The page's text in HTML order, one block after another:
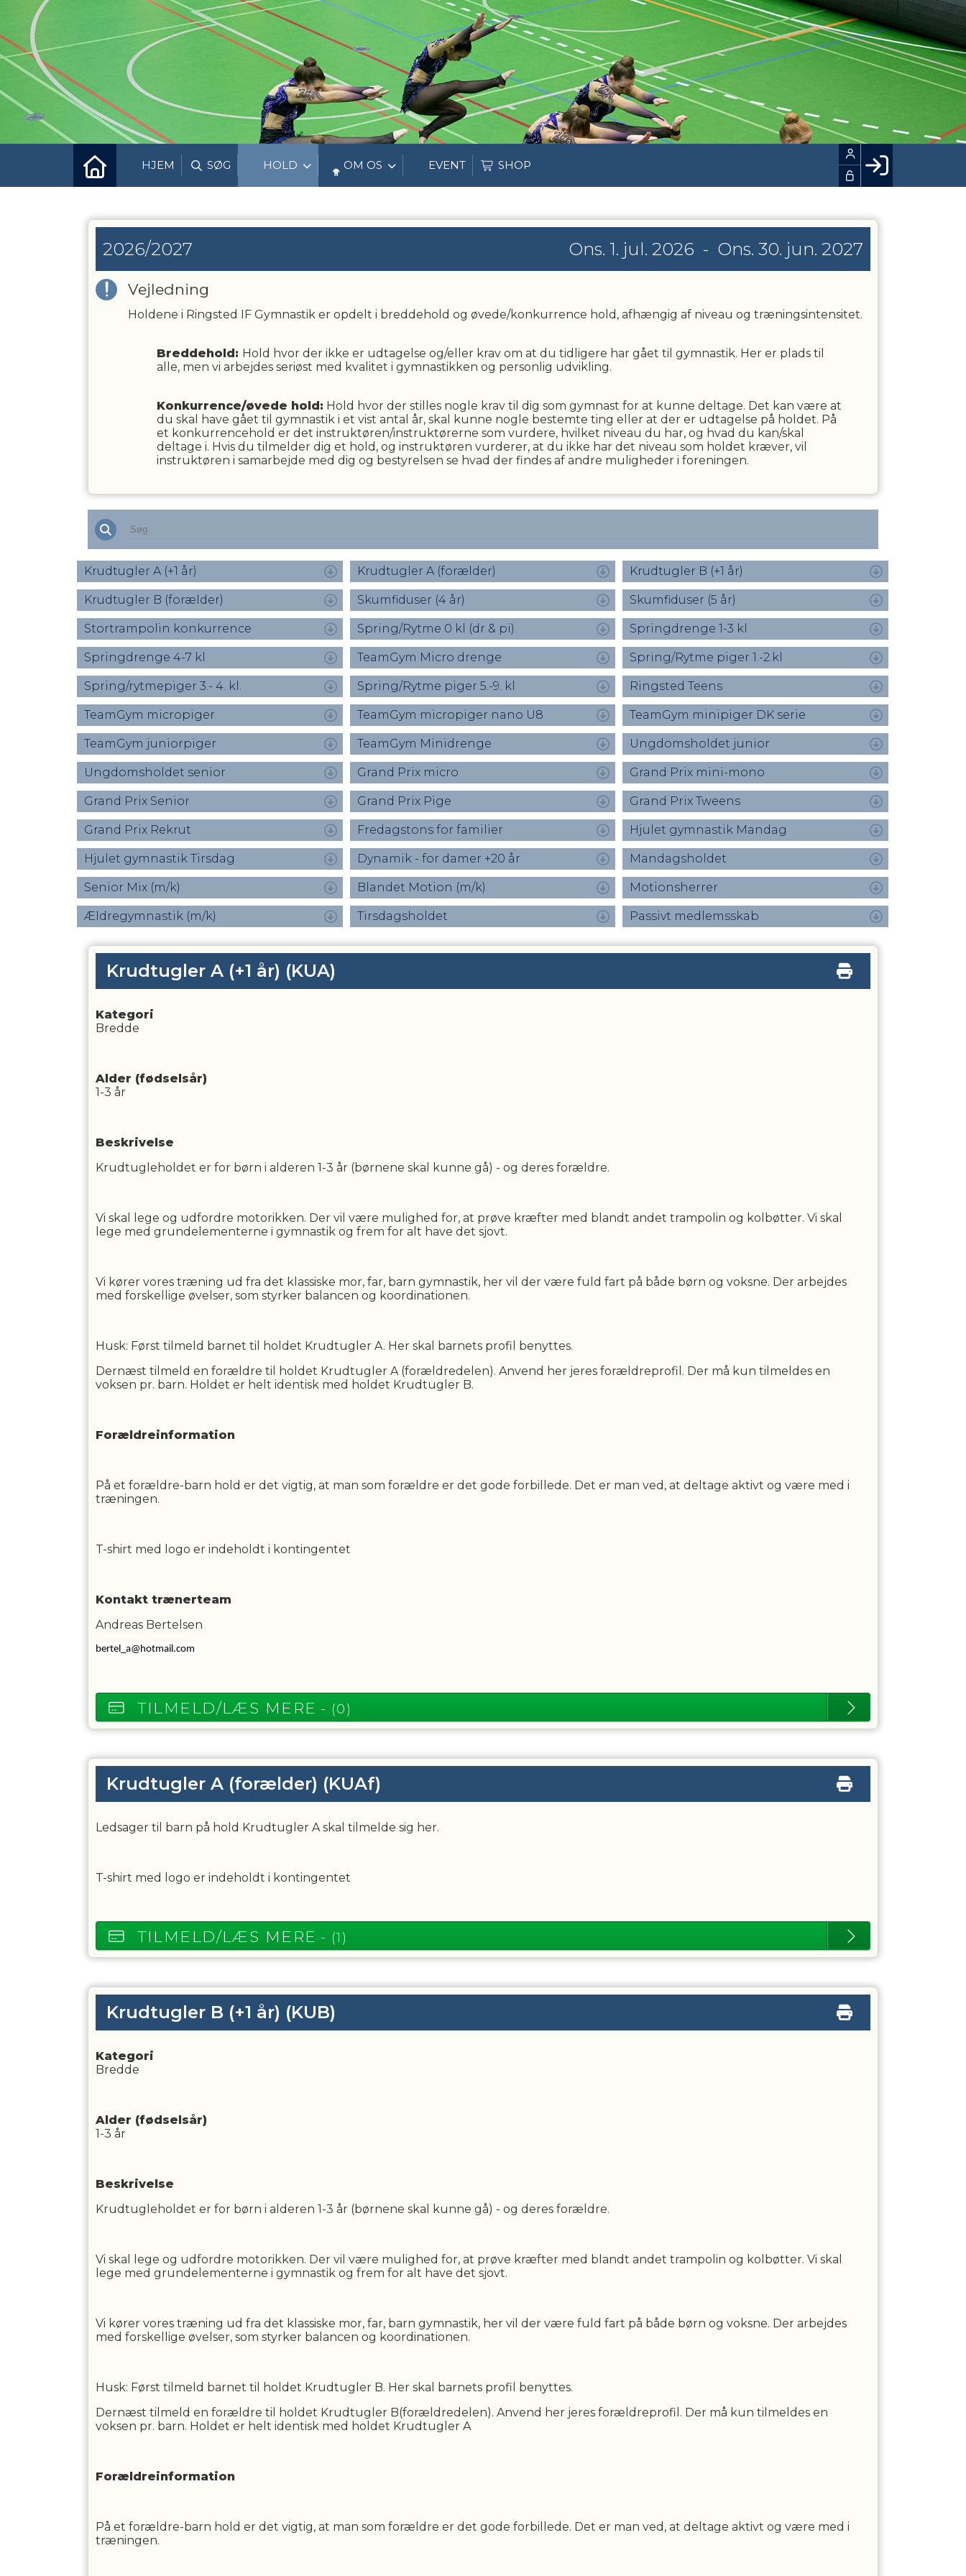
HJEM SØG HOLD OM OS EVENT SHOP
2026/2027 Ons. 1. jul. 2026 - Ons. 30. jun. 2027
Vejledning
Holdene i Ringsted IF Gymnastik er opdelt i breddehold og øvede/konkurrence hold, afhængig af niveau og træningsintensitet.
Breddehold: Hold hvor der ikke er udtagelse og/eller krav om at du tidligere har gået til gymnastik. Her er plads til
alle, men vi arbejdes seriøst med kvalitet i gymnastikken og personlig udvikling.
Konkurrence/øvede hold: Hold hvor der stilles nogle krav til dig som gymnast for at kunne deltage. Det kan være at
du skal have gået til gymnastik i et vist antal år, skal kunne nogle bestemte ting eller at der er udtagelse på holdet. På
et konkurrencehold er det instruktøren/instruktørerne som vurdere, hvilket niveau du har, og hvad du kan/skal
deltage i. Hvis du tilmelder dig et hold, og instruktøren vurderer, at du ikke har det niveau som holdet kræver, vil
instruktøren i samarbejde med dig og bestyrelsen se hvad der findes af andre muligheder i foreningen.
Krudtugler A (+1 år) Krudtugler A (forælder) Krudtugler B (+1 år)
Krudtugler B (forælder) Skumfiduser (4 år) Skumfiduser (5 år)
Stortrampolin konkurrence Spring/Rytme 0 kl (dr & pi) Springdrenge 1-3 kl
Springdrenge 4-7 kl TeamGym Micro drenge Spring/Rytme piger 1.-2.kl
Spring/rytmepiger 3.- 4. kl. Spring/Rytme piger 5.-9. kl Ringsted Teens
TeamGym micropiger TeamGym micropiger nano U8 TeamGym minipiger DK serie
TeamGym juniorpiger TeamGym Minidrenge Ungdomsholdet junior
Ungdomsholdet senior Grand Prix micro Grand Prix mini-mono
Grand Prix Senior Grand Prix Pige Grand Prix Tweens
Grand Prix Rekrut Fredagstons for familier Hjulet gymnastik Mandag
Hjulet gymnastik Tirsdag Dynamik - for damer +20 år Mandagsholdet
Senior Mix (m/k) Blandet Motion (m/k) Motionsherrer
Ældregymnastik (m/k) Tirsdagsholdet Passivt medlemsskab
Krudtugler A (+1 år) (KUA)
Kategori
Bredde
Alder (fødselsår)
1-3 år
Beskrivelse
Krudtugleholdet er for børn i alderen 1-3 år (børnene skal kunne gå) - og deres forældre.
Vi skal lege og udfordre motorikken. Der vil være mulighed for, at prøve kræfter med blandt andet trampolin og kolbøtter. Vi skal
lege med grundelementerne i gymnastik og frem for alt have det sjovt.
Vi kører vores træning ud fra det klassiske mor, far, barn gymnastik, her vil der være fuld fart på både børn og voksne. Der arbejdes
med forskellige øvelser, som styrker balancen og koordinationen.
Husk: Først tilmeld barnet til holdet Krudtugler A. Her skal barnets profil benyttes.
Dernæst tilmeld en forældre til holdet Krudtugler A (forældredelen). Anvend her jeres forældreprofil. Der må kun tilmeldes en
voksen pr. barn. Holdet er helt identisk med holdet Krudtugler B.
Forældreinformation
På et forældre-barn hold er det vigtig, at man som forældre er det gode forbillede. Det er man ved, at deltage aktivt og være med i
træningen.
T-shirt med logo er indeholdt i kontingentet
Kontakt trænerteam
Andreas Bertelsen
bertel_a@hotmail.com
TILMELD/LÆS MERE - (0)
Krudtugler A (forælder) (KUAf)
Ledsager til barn på hold Krudtugler A skal tilmelde sig her.
T-shirt med logo er indeholdt i kontingentet
TILMELD/LÆS MERE - (1)
Krudtugler B (+1 år) (KUB)
Kategori
Bredde
Alder (fødselsår)
1-3 år
Beskrivelse
Krudtugleholdet er for børn i alderen 1-3 år (børnene skal kunne gå) - og deres forældre.
Vi skal lege og udfordre motorikken. Der vil være mulighed for, at prøve kræfter med blandt andet trampolin og kolbøtter. Vi skal
lege med grundelementerne i gymnastik og frem for alt have det sjovt.
Vi kører vores træning ud fra det klassiske mor, far, barn gymnastik, her vil der være fuld fart på både børn og voksne. Der arbejdes
med forskellige øvelser, som styrker balancen og koordinationen.
Husk: Først tilmeld barnet til holdet Krudtugler B. Her skal barnets profil benyttes.
Dernæst tilmeld en forældre til holdet Krudtugler B(forældredelen). Anvend her jeres forældreprofil. Der må kun tilmeldes en
voksen pr. barn. Holdet er helt identisk med holdet Krudtugler A
Forældreinformation
På et forældre-barn hold er det vigtig, at man som forældre er det gode forbillede. Det er man ved, at deltage aktivt og være med i
træningen.